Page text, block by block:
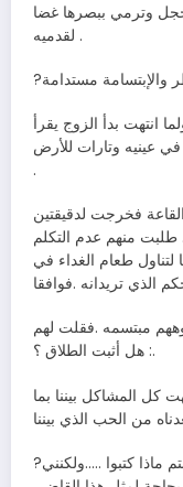
وترمي ببصرها غضا
لقدميه .
انتهت بدأ الزوج يقرأ
عينيه وتارات للأرض
.
فخرجت لدقيقتين
منهم عدم التكلم
طعام الغداء في
مبتسمه .فقلت لهم
: هل أثبت الطلاق ؟.
كل المشاكل بيننا بما
?يقول القاضي: وإلى الآن لا أعلم لا أنا ولا أنتم ماذا كتبوا …..ولكنني